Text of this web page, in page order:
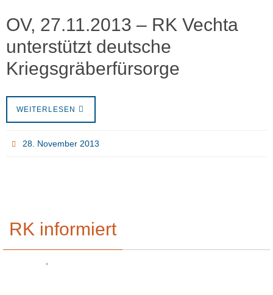
OV, 27.11.2013 – RK Vechta
unterstützt deutsche
Kriegsgräberfürsorge
WEITERLESEN
28. November 2013
RK informiert